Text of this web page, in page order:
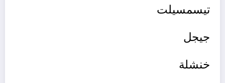
تيسمسيلت
جيجل
خنشلة